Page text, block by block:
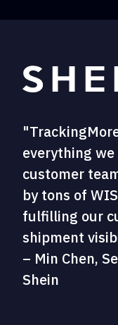
everything
customer
by tons of
fulfilling our
shipment
– Min Chen,
Shein